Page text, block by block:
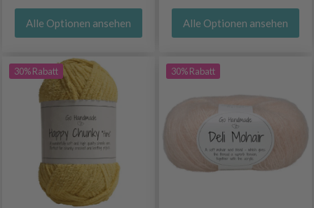
Alle Optionen ansehen Alle Optionen ansehen
30% Rabatt 30% Rabatt